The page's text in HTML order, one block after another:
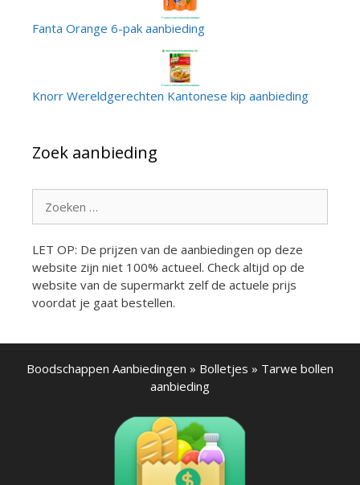
Fanta Orange 6-pak aanbieding
Knorr Wereldgerechten Kantonese kip aanbieding
Zoek aanbieding
naar:
LET OP: De prijzen van de aanbiedingen op deze
website zijn niet 100% actueel. Check altijd op de
website van de supermarkt zelf de actuele prijs
voordat je gaat bestellen.
Boodschappen Aanbiedingen » Bolletjes » Tarwe bollen
aanbieding